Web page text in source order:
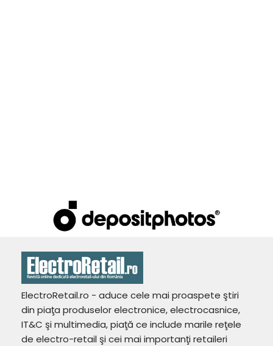
ElectroRetail.ro - aduce cele mai proaspete ştiri
din piaţa produselor electronice, electrocasnice,
IT&C şi multimedia, piaţă ce include marile reţele
de electro-retail şi cei mai importanţi retaileri